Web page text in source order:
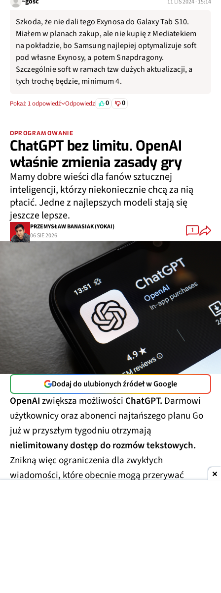
Szkoda, że nie dali tego Exynosa do Galaxy Tab S10.
Miałem w planach zakup, ale nie kupię z Mediatekiem
na pokładzie, bo Samsung najlepiej optymalizuje soft
pod własne Exynosy, a potem Snapdragony.
Szczególnie soft w ramach tzw dużych aktualizacji, a
tych trochę będzie, minimum 4.
Pokaż 1 odpowiedź Odpowiedz 0 0
OPROGRAMOWANIE
ChatGPT bez limitu. OpenAI
właśnie zmienia zasady gry
Mamy dobre wieści dla fanów sztucznej
inteligencji, którzy niekoniecznie chcą za nią
płacić. Jedne z najlepszych modeli stają się
jeszcze lepsze.
PRZEMYSŁAW BANASIAK (YOKAI)
06 SIE 2026
1
Dodaj do ulubionych źródeł w Google
OpenAIzwiększa możliwości ChatGPT. Darmowi
użytkownicy oraz abonenci najtańszego planu Go
już w przyszłym tygodniu otrzymają
nielimitowany dostęp do rozmów tekstowych.
Znikną więc ograniczenia dla zwykłych
wiadomości, które obecnie mogą przerywać